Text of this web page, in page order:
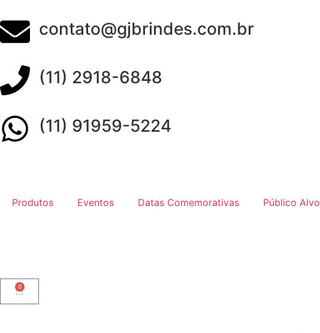
contato@gjbrindes.com.br
(11) 2918-6848
(11) 91959-5224
Produtos Eventos Datas Comemorativas Público Alvo
0